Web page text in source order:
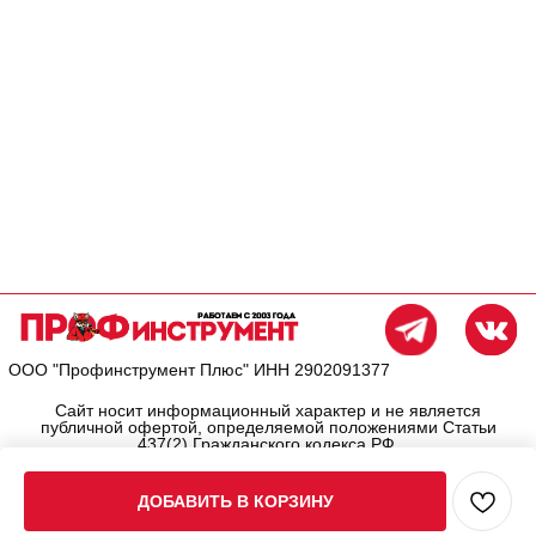
ДОБАВИТЬ В КОРЗИНУ